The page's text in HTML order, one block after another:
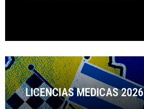
LICENCIAS MEDICAS 2026